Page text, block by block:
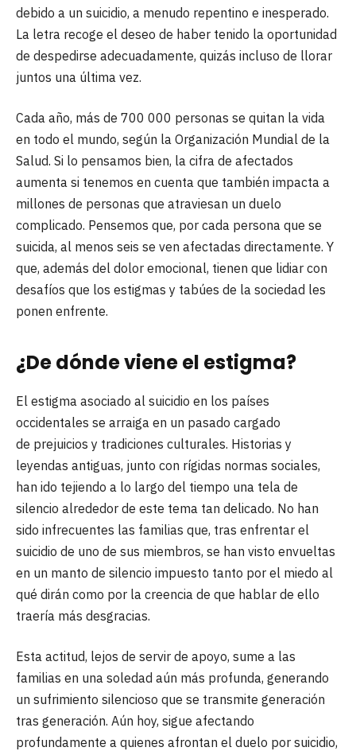
debido a un suicidio, a menudo repentino e inesperado.
La letra recoge el deseo de haber tenido la oportunidad
de despedirse adecuadamente, quizás incluso de llorar
juntos una última vez.
Cada año, más de 700 000 personas se quitan la vida
en todo el mundo, según la Organización Mundial de la
Salud. Si lo pensamos bien, la cifra de afectados
aumenta si tenemos en cuenta que también impacta a
millones de personas que atraviesan un duelo
complicado. Pensemos que, por cada persona que se
suicida, al menos seis se ven afectadas directamente. Y
que, además del dolor emocional, tienen que lidiar con
desafíos que los estigmas y tabúes de la sociedad les
ponen enfrente.
¿De dónde viene el estigma?
El estigma asociado al suicidio en los países
occidentales se arraiga en un pasado cargado
de prejuicios y tradiciones culturales. Historias y
leyendas antiguas, junto con rígidas normas sociales,
han ido tejiendo a lo largo del tiempo una tela de
silencio alrededor de este tema tan delicado. No han
sido infrecuentes las familias que, tras enfrentar el
suicidio de uno de sus miembros, se han visto envueltas
en un manto de silencio impuesto tanto por el miedo al
qué dirán como por la creencia de que hablar de ello
traería más desgracias.
Esta actitud, lejos de servir de apoyo, sume a las
familias en una soledad aún más profunda, generando
un sufrimiento silencioso que se transmite generación
tras generación. Aún hoy, sigue afectando
profundamente a quienes afrontan el duelo por suicidio,